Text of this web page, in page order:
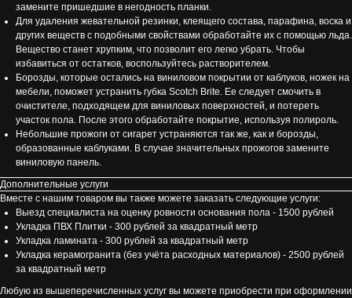
замените пришедшие в негодность планки.
Для удаления жевательной резинки, клеящего состава, парафина, воска и
других веществ с подобными свойствами обработайте их с помощью льда.
Вещество станет хрупким, что позволит его легко убрать. Чтобы
избавиться от остатков, воспользуйтесь растворителем.
Борозды, которые остались на виниловом покрытии от каблуков, ножек на
мебели, поможет устранить губка Scotch Brite. Ее следует смочить в
очистителе, подходящем для виниловых поверхностей, и потереть
участок пола. После этого обработайте покрытие, используя полироль.
Небольшие прожоги от сигарет устраняются так же, как и борозды,
образованные каблуками. В случае значительных прожогов замените
виниловую панель.
Дополнительные услуги
Вместе с нашим товаром вы также можете заказать следующие услуги:
Выезд специалиста на оценку ровности основания пола - 1500 рублей
Укладка ПВХ Плитки - 300 рублей за квадратный метр
Укладка ламината - 300 рублей за квадратный метр
Укладка керамогранита (без учёта расходных материалов) - 2500 рублей
за квадратный метр
Любую из вышеперечисленных услуг вы можете приобрести при оформлении